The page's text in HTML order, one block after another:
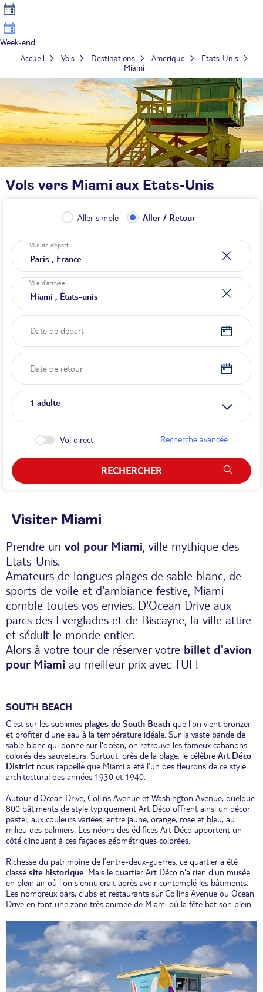
Week-end
Accueil Vols Destinations Amerique
Etats-Unis
Miami
Vols vers Miami aux Etats-Unis
Aller simple Aller / Retour
Ville de départ
Ville d'arrivée
Date de départ
Date de retour
1 adulte
Vol direct Recherche avancée
RECHERCHER
Visiter Miami
Prendre un vol pour Miami, ville mythique des
Etats-Unis.
Amateurs de longues plages de sable blanc, de
sports de voile et d'ambiance festive, Miami
comble toutes vos envies. D'Ocean Drive aux
parcs des Everglades et de Biscayne, la ville attire
et séduit le monde entier.
Alors à votre tour de réserver votre billet d'avion
pour Miami au meilleur prix avec TUI !
SOUTH BEACH
C'est sur les sublimes plages de South Beach que l'on vient bronzer
et profiter d'une eau à la température idéale. Sur la vaste bande de
sable blanc qui donne sur l'océan, on retrouve les fameux cabanons
colorés des sauveteurs. Surtout, près de la plage, le célèbre Art Déco
Districtnous rappelle que Miami a été l’un des fleurons de ce style
architectural des années 1930 et 1940.
Autour d'Ocean Drive, Collins Avenue et Washington Avenue, quelque
800 bâtiments de style typiquement Art Déco offrent ainsi un décor
pastel, aux couleurs variées, entre jaune, orange, rose et bleu, au
milieu des palmiers. Les néons des édifices Art Déco apportent un
côté clinquant à ces façades géométriques colorées.
Richesse du patrimoine de l’entre-deux-guerres, ce quartier a été
classé site historique. Mais le quartier Art Déco n'a rien d'un musée
en plein air où l'on s'ennuierait après avoir contemplé les bâtiments.
Les nombreux bars, clubs et restaurants sur Collins Avenue ou Ocean
Drive en font une zone très animée de Miami où la fête bat son plein.